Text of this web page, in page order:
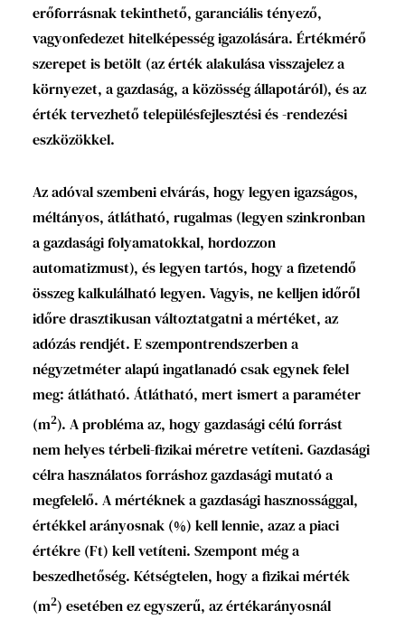
erőforrásnak tekinthető, garanciális tényező,
vagyonfedezet hitelképesség igazolására. Értékmérő
szerepet is betölt (az érték alakulása visszajelez a
környezet, a gazdaság, a közösség állapotáról), és az
érték tervezhető településfejlesztési és -rendezési
eszközökkel.
Az adóval szembeni elvárás, hogy legyen igazságos,
méltányos, átlátható, rugalmas (legyen szinkronban
a gazdasági folyamatokkal, hordozzon
automatizmust), és legyen tartós, hogy a fizetendő
összeg kalkulálható legyen. Vagyis, ne kelljen időről
időre drasztikusan változtatgatni a mértéket, az
adózás rendjét. E szempontrendszerben a
négyzetméter alapú ingatlanadó csak egynek felel
meg: átlátható. Átlátható, mert ismert a paraméter
(m2). A probléma az, hogy gazdasági célú forrást
nem helyes térbeli-fizikai méretre vetíteni. Gazdasági
célra használatos forráshoz gazdasági mutató a
megfelelő. A mértéknek a gazdasági hasznossággal,
értékkel arányosnak (%) kell lennie, azaz a piaci
értékre (Ft) kell vetíteni. Szempont még a
beszedhetőség. Kétségtelen, hogy a fizikai mérték
(m2) esetében ez egyszerű, az értékarányosnál